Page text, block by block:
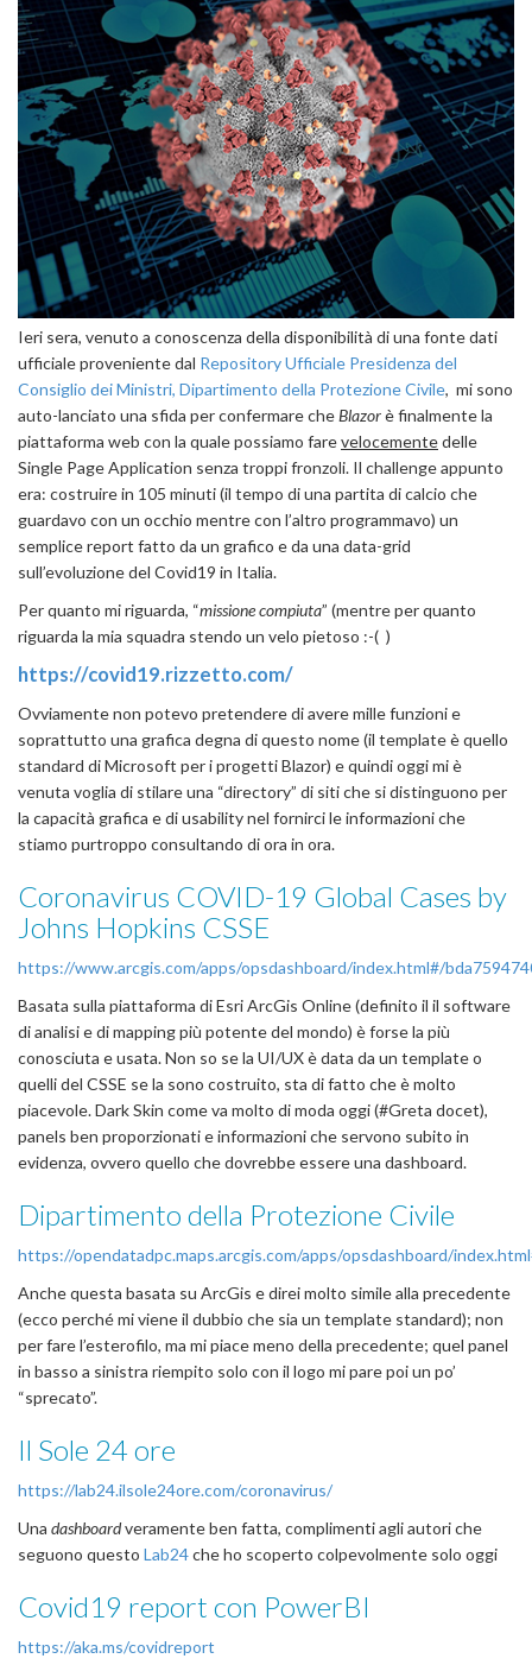
Ieri sera, venuto a conoscenza della disponibilità di una fonte dati
ufficiale proveniente dal Repository Ufficiale Presidenza del
Consiglio dei Ministri, Dipartimento della Protezione Civile, mi sono
auto-lanciato una sfida per confermare cheBlazorè finalmente la
piattaforma web con la quale possiamo farevelocementedelle
Single Page Application senza troppi fronzoli. Il challenge appunto
era: costruire in 105 minuti (il tempo di una partita di calcio che
guardavo con un occhio mentre con l’altro programmavo) un
semplice report fatto da un grafico e da una data-grid
sull’evoluzione del Covid19 in Italia.
Per quanto mi riguarda, “missione compiuta” (mentre per quanto
riguarda la mia squadra stendo un velo pietoso :-( )
https://covid19.rizzetto.com/
Ovviamente non potevo pretendere di avere mille funzioni e
soprattutto una grafica degna di questo nome (il template è quello
standard di Microsoft per i progetti Blazor) e quindi oggi mi è
venuta voglia di stilare una “directory” di siti che si distinguono per
la capacità grafica e di usability nel fornirci le informazioni che
stiamo purtroppo consultando di ora in ora.
Coronavirus COVID-19 Global Cases by
Johns Hopkins CSSE
https://www.arcgis.com/apps/opsdashboard/index.html#/
Basata sulla piattaforma di Esri ArcGis Online (definito il il software
di analisi e di mapping più potente del mondo) è forse la più
conosciuta e usata. Non so se la UI/UX è data da un template o
quelli del CSSE se la sono costruito, sta di fatto che è molto
piacevole. Dark Skin come va molto di moda oggi (#Greta docet),
panels ben proporzionati e informazioni che servono subito in
evidenza, ovvero quello che dovrebbe essere una dashboard.
Dipartimento della Protezione Civile
https://opendatadpc.maps.arcgis.com/apps/opsdashboard/
Anche questa basata su ArcGis e direi molto simile alla precedente
(ecco perché mi viene il dubbio che sia un template standard); non
per fare l’esterofilo, ma mi piace meno della precedente; quel panel
in basso a sinistra riempito solo con il logo mi pare poi un po’
“sprecato”.
Il Sole 24 ore
https://lab24.ilsole24ore.com/coronavirus/
Una dashboardveramente ben fatta, complimenti agli autori che
seguono questo Lab24che ho scoperto colpevolmente solo oggi
Covid19 report con PowerBI
https://aka.ms/covidreport